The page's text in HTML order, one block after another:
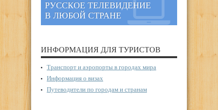
РУССКОЕ ТЕЛЕВИДЕНИЕ
В ЛЮБОЙ СТРАНЕ
ИНФОРМАЦИЯ ДЛЯ ТУРИСТОВ
Транспорт и аэропорты в городах мира
Информация о визах
Путеводители по городам и странам